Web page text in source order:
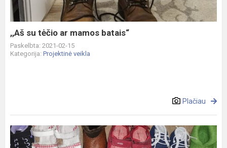
batais“
,,Aš su tėčio ar mamos batais“
Paskelbta: 2021-02-15
Kategorija: Projektinė veikla
Plačiau
,,Spalvoti
šeimos